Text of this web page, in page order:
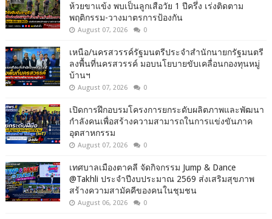
ห้วยขาแข้ง พบเป็นลูกเสือวัย 1 ปีครึ่ง เร่งติดตาม
พฤติกรรม-วางมาตรการป้องกัน
August 07, 2026 0
เหนือ/นครสวรรค์รัฐมนตรีประจำสำนักนายกรัฐมนตรี
ลงพื้นที่นครสวรรค์ มอบนโยบายขับเคลื่อนกองทุนหมู่
บ้านฯ
August 07, 2026 0
เปิดการฝึกอบรมโครงการยกระดับผลิตภาพและพัฒนา
กำลังคนเพื่อสร้างความสามารถในการแข่งขันภาค
อุตสาหกรรม
August 07, 2026 0
เทศบาลเมืองตาคลี จัดกิจกรรม Jump & Dance
@Takhli ประจำปีงบประมาณ 2569 ส่งเสริมสุขภาพ
สร้างความสามัคคีของคนในชุมชน
August 06, 2026 0